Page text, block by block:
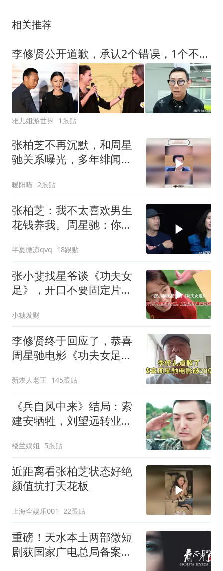
相关推荐
李修贤公开道歉，承认2个错误，1个不争事实，原来张柏芝没撒谎
雅儿姐游世界 1跟贴
张柏芝不再沉默，和周星
驰关系曝光，多年绯闻真
暖阳喵 2跟贴
张柏芝：我不太喜欢男生
花钱养我。周星驰：你不
半夏微凉qvq 18跟贴
张小斐找星爷谈《功夫女
足》，开口不要固定片酬
小糖发财
李修贤终于回应了，恭喜
周星驰电影《功夫女足》
新农人老王 145跟贴
《兵自风中来》结局：索
建安牺牲，刘望远转业，
楼兰娱姐 5跟贴
近距离看张柏芝状态好绝
颜值抗打天花板
上海全娱乐001 22跟贴
重磅！天水本土两部微短
剧获国家广电总局备案公